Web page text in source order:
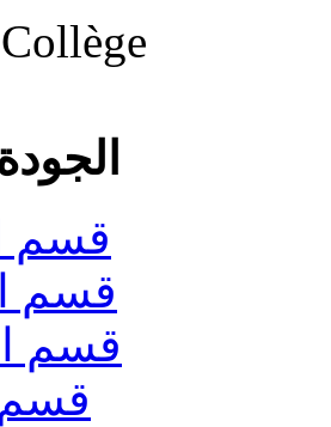
قسم
قسم
قسم
قسم